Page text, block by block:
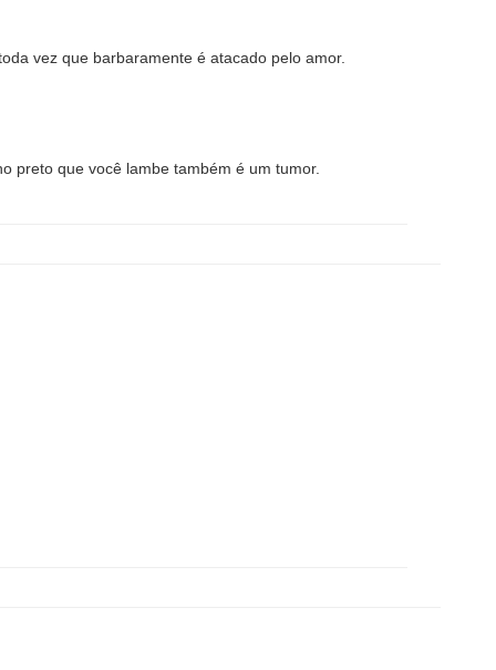
vez que barbaramente é atacado pelo amor.
preto que você lambe também é um tumor.